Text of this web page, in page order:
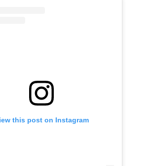
this post on Instagram